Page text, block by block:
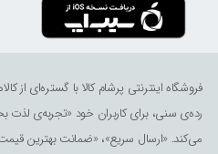
فروشگاه اینترنتی پرشام کالا با گستره‌ای از
رده‌ی سنی، برای کاربران خود «تجربه‌ی لذت
می‌کند. «ارسال سریع»، «ضمانت بهترین